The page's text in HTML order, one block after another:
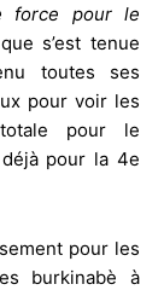
force pour le
s’est tenue
toutes ses
pour voir les
pour le
pour la 4e
pour les
burkinabè à